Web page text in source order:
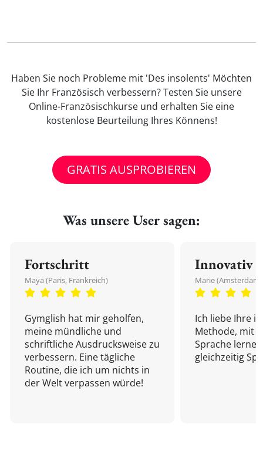
Haben Sie noch Probleme mit 'Des insolents' Möchten
Sie Ihr Französisch verbessern? Testen Sie unsere
Online-Französischkurse und erhalten Sie eine
kostenlose Beurteilung Ihres Könnens!
GRATIS AUSPROBIEREN
Was unsere User sagen:
Fortschritt
Maya (Paris, Frankreich)
Gymglish hat mir geholfen,
meine mündliche und
schriftliche Ausdrucksweise zu
verbessern. Eine tägliche
Routine, die ich um nichts in
der Welt verpassen würde!
Innovativ
Marie
Ich liebe Ihre
Methode, mit
Sprache
gleichzeitig